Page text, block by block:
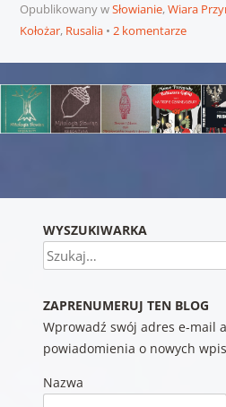
Opublikowany wSłowianie,Wiara
Kołożar, Rusalia 2 komentarze
WYSZUKIWARKA
Szukaj
ZAPRENUMERUJ TEN BLOG
Wprowadź swój adres e-mail
powiadomienia o nowych
Nazwa